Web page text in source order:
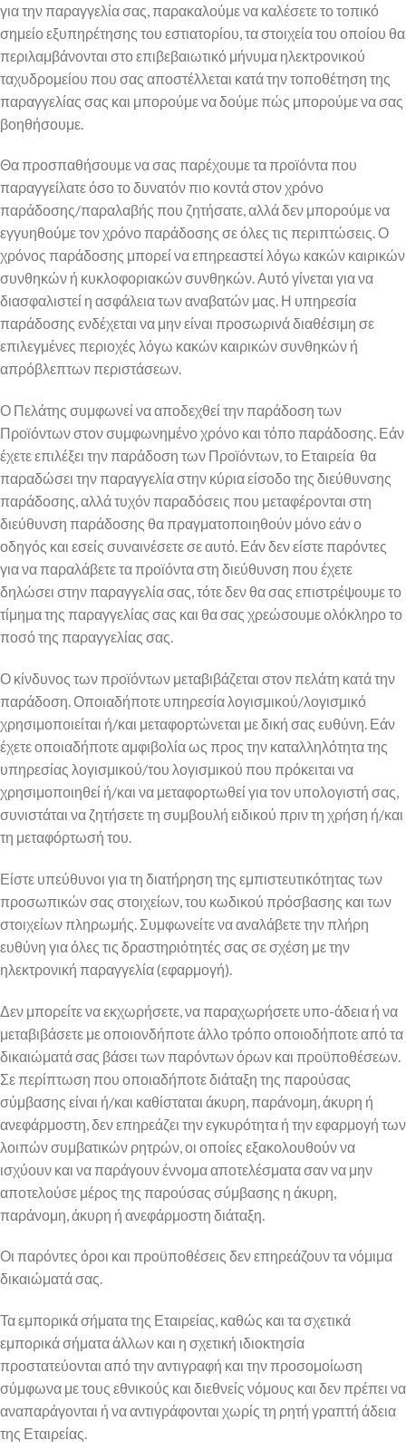
για την παραγγελία σας, παρακαλούμε να καλέσετε το τοπικό
σημείο εξυπηρέτησης του εστιατορίου, τα στοιχεία του οποίου θα
περιλαμβάνονται στο επιβεβαιωτικό μήνυμα ηλεκτρονικού
ταχυδρομείου που σας αποστέλλεται κατά την τοποθέτηση της
παραγγελίας σας και μπορούμε να δούμε πώς μπορούμε να σας
βοηθήσουμε.
Θα προσπαθήσουμε να σας παρέχουμε τα προϊόντα που
παραγγείλατε όσο το δυνατόν πιο κοντά στον χρόνο
παράδοσης/παραλαβής που ζητήσατε, αλλά δεν μπορούμε να
εγγυηθούμε τον χρόνο παράδοσης σε όλες τις περιπτώσεις. Ο
χρόνος παράδοσης μπορεί να επηρεαστεί λόγω κακών καιρικών
συνθηκών ή κυκλοφοριακών συνθηκών. Αυτό γίνεται για να
διασφαλιστεί η ασφάλεια των αναβατών μας. Η υπηρεσία
παράδοσης ενδέχεται να μην είναι προσωρινά διαθέσιμη σε
επιλεγμένες περιοχές λόγω κακών καιρικών συνθηκών ή
απρόβλεπτων περιστάσεων.
Ο Πελάτης συμφωνεί να αποδεχθεί την παράδοση των
Προϊόντων στον συμφωνημένο χρόνο και τόπο παράδοσης. Εάν
έχετε επιλέξει την παράδοση των Προϊόντων, το Εταιρεία θα
παραδώσει την παραγγελία στην κύρια είσοδο της διεύθυνσης
παράδοσης, αλλά τυχόν παραδόσεις που μεταφέρονται στη
διεύθυνση παράδοσης θα πραγματοποιηθούν μόνο εάν ο
οδηγός και εσείς συναινέσετε σε αυτό. Εάν δεν είστε παρόντες
για να παραλάβετε τα προϊόντα στη διεύθυνση που έχετε
δηλώσει στην παραγγελία σας, τότε δεν θα σας επιστρέψουμε το
τίμημα της παραγγελίας σας και θα σας χρεώσουμε ολόκληρο το
ποσό της παραγγελίας σας.
Ο κίνδυνος των προϊόντων μεταβιβάζεται στον πελάτη κατά την
παράδοση. Οποιαδήποτε υπηρεσία λογισμικού/λογισμικό
χρησιμοποιείται ή/και μεταφορτώνεται με δική σας ευθύνη. Εάν
έχετε οποιαδήποτε αμφιβολία ως προς την καταλληλότητα της
υπηρεσίας λογισμικού/του λογισμικού που πρόκειται να
χρησιμοποιηθεί ή/και να μεταφορτωθεί για τον υπολογιστή σας,
συνιστάται να ζητήσετε τη συμβουλή ειδικού πριν τη χρήση ή/και
τη μεταφόρτωσή του.
Είστε υπεύθυνοι για τη διατήρηση της εμπιστευτικότητας των
προσωπικών σας στοιχείων, του κωδικού πρόσβασης και των
στοιχείων πληρωμής. Συμφωνείτε να αναλάβετε την πλήρη
ευθύνη για όλες τις δραστηριότητές σας σε σχέση με την
ηλεκτρονική παραγγελία (εφαρμογή).
Δεν μπορείτε να εκχωρήσετε, να παραχωρήσετε υπο-άδεια ή να
μεταβιβάσετε με οποιονδήποτε άλλο τρόπο οποιοδήποτε από τα
δικαιώματά σας βάσει των παρόντων όρων και προϋποθέσεων.
Σε περίπτωση που οποιαδήποτε διάταξη της παρούσας
σύμβασης είναι ή/και καθίσταται άκυρη, παράνομη, άκυρη ή
ανεφάρμοστη, δεν επηρεάζει την εγκυρότητα ή την εφαρμογή των
λοιπών συμβατικών ρητρών, οι οποίες εξακολουθούν να
ισχύουν και να παράγουν έννομα αποτελέσματα σαν να μην
αποτελούσε μέρος της παρούσας σύμβασης η άκυρη,
παράνομη, άκυρη ή ανεφάρμοστη διάταξη.
Οι παρόντες όροι και προϋποθέσεις δεν επηρεάζουν τα νόμιμα
δικαιώματά σας.
Τα εμπορικά σήματα της Εταιρείας, καθώς και τα σχετικά
εμπορικά σήματα άλλων και η σχετική ιδιοκτησία
προστατεύονται από την αντιγραφή και την προσομοίωση
σύμφωνα με τους εθνικούς και διεθνείς νόμους και δεν πρέπει να
αναπαράγονται ή να αντιγράφονται χωρίς τη ρητή γραπτή άδεια
της Εταιρείας.